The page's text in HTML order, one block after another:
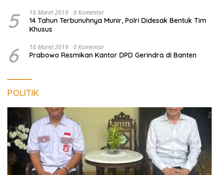
5 16 Maret 2019 0 Komentar
14 Tahun Terbunuhnya Munir, Polri Didesak Bentuk Tim
Khusus
6 16 Maret 2019 0 Komentar
Prabowo Resmikan Kantor DPD Gerindra di Banten
POLITIK